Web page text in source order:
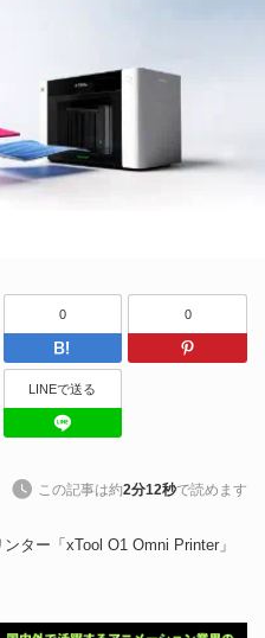
Facebook
0
はてなブッ
0
Tumblr
LINEで送る
この記事は約2分12秒で読めます
ター「xTool O1 Omni Printer」